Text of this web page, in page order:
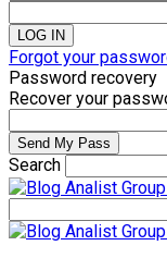
Forgot your
Password recovery
Recover your
Search